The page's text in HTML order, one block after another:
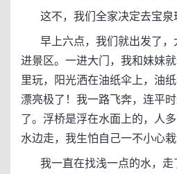
这不，我们全家决定去宝泉
早上六点，我们就出发了，
进景区。一进大门，我和妹妹
里玩，阳光洒在油纸伞上，油
漂亮极了！我一路飞奔，连平
了。浮桥是浮在水面上的，人
水边走，我生怕自己一不小心栽
我一直在找浅一点的水，走